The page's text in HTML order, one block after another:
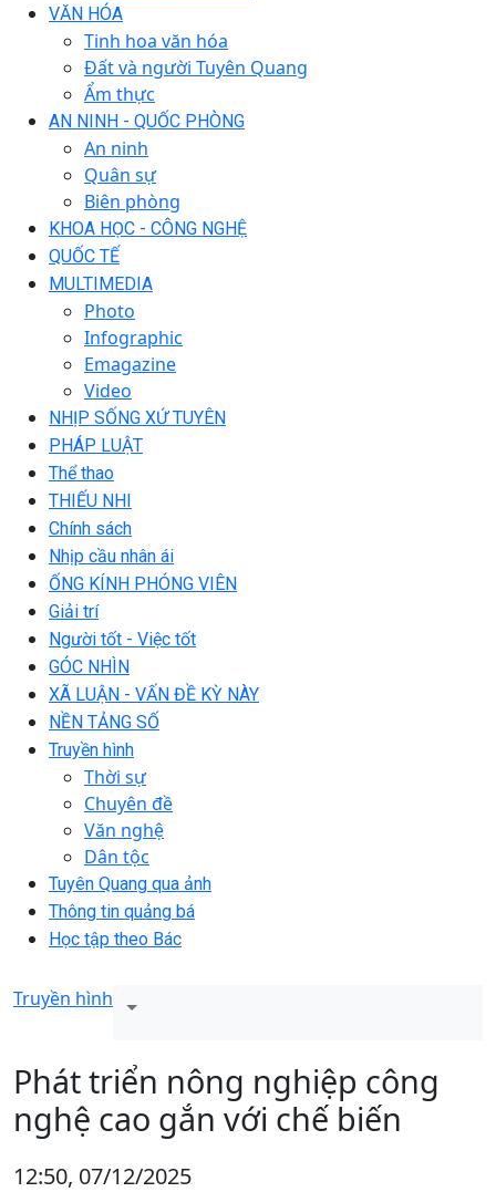
VĂN HÓA
Tinh hoa văn hóa
Đất và người Tuyên Quang
Ẩm thực
AN NINH - QUỐC PHÒNG
An ninh
Quân sự
Biên phòng
KHOA HỌC - CÔNG NGHỆ
QUỐC TẾ
MULTIMEDIA
Photo
Infographic
Emagazine
Video
NHỊP SỐNG XỨ TUYÊN
PHÁP LUẬT
Thể thao
THIẾU NHI
Chính sách
Nhịp cầu nhân ái
ỐNG KÍNH PHÓNG VIÊN
Giải trí
Người tốt - Việc tốt
GÓC NHÌN
XÃ LUẬN - VẤN ĐỀ KỲ NÀY
NỀN TẢNG SỐ
Truyền hình
Thời sự
Chuyên đề
Văn nghệ
Dân tộc
Tuyên Quang qua ảnh
Thông tin quảng bá
Học tập theo Bác
Truyền hình
Phát triển nông nghiệp công
nghệ cao gắn với chế biến
12:50, 07/12/2025